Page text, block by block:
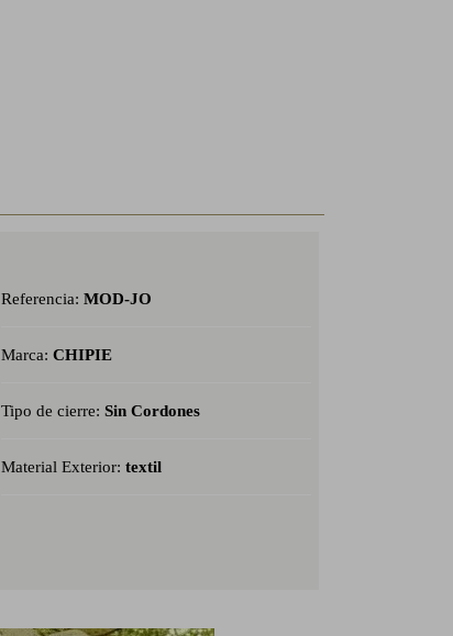
Referencia: MOD-JO
Marca: CHIPIE
Tipo de cierre: Sin Cordones
Material Exterior: textil